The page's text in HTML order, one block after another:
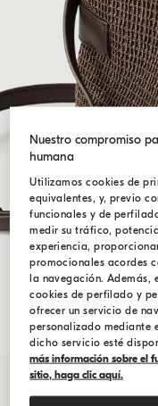
Nuestro compromiso
humana
Utilizamos cookies de
equivalentes, y, previo
funcionales y de
medir su tráfico,
experiencia,
promocionales acordes
la navegación. Además,
cookies de perfilado y
ofrecer un servicio de
personalizado mediante
dicho servicio esté
más información sobre el
sitio, haga clic aquí.